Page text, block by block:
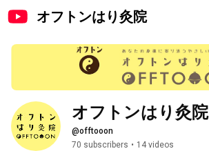
オフトンはり灸院
オフトンはり灸院
@offtooon
70 subscribers • 14 videos